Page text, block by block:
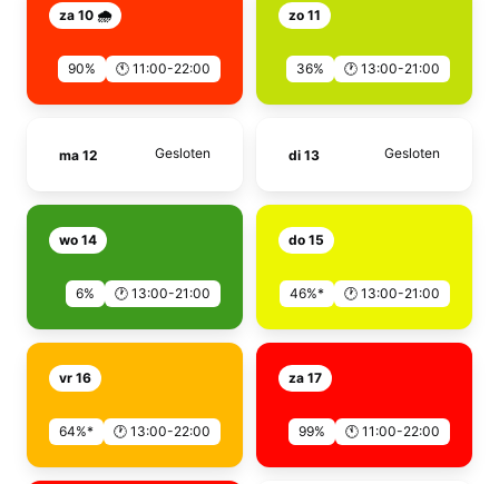
za 10 🌧️
90% 🕚 11:00-22:00
zo 11
36% 🕐 13:00-21:00
ma 12 Gesloten di 13 Gesloten
wo 14
6% 🕐 13:00-21:00
do 15
46%* 🕐 13:00-21:00
vr 16
64%* 🕐 13:00-22:00
za 17
99% 🕚 11:00-22:00